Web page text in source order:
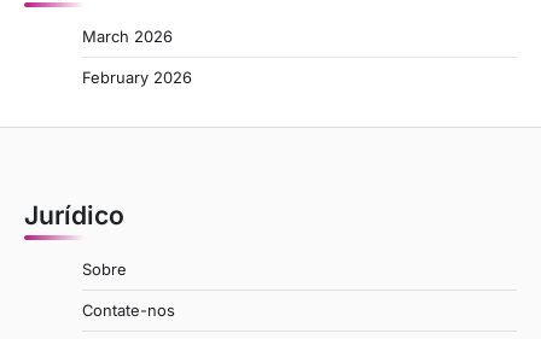
March 2026
February 2026
Jurídico
Sobre
Contate-nos